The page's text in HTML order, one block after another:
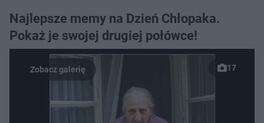
Najlepsze memy na Dzień Chłopaka.
Pokaż je swojej drugiej połówce!
17